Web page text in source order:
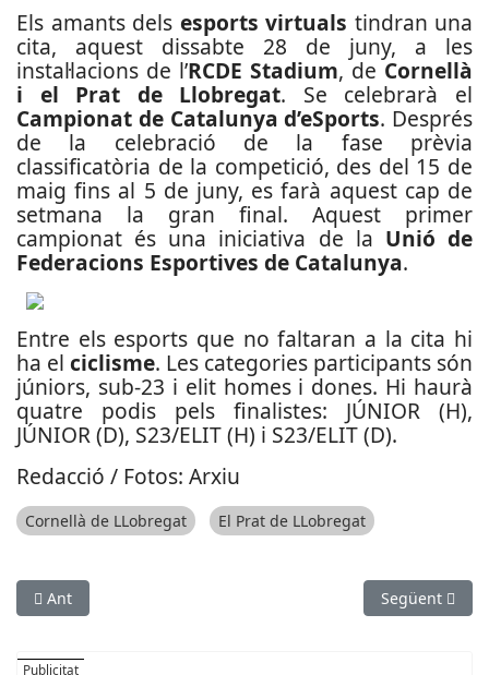
Els amants dels esports virtuals tindran una
cita, aquest dissabte 28 de juny, a les
instal·lacions de l’RCDE Stadium, de Cornellà
i el Prat de Llobregat. Se celebrarà el
Campionat de Catalunya d’eSports. Després
de la celebració de la fase prèvia
classificatòria de la competició, des del 15 de
maig fins al 5 de juny, es farà aquest cap de
setmana la gran final. Aquest primer
campionat és una iniciativa de la Unió de
Federacions Esportives de Catalunya.
Entre els esports que no faltaran a la cita hi
ha el ciclisme. Les categories participants són
júniors, sub-23 i elit homes i dones. Hi haurà
quatre podis pels finalistes: JÚNIOR (H),
JÚNIOR (D), S23/ELIT (H) i S23/ELIT (D).
Redacció / Fotos: Arxiu
Cornellà de LLobregat El Prat de LLobregat
Article anterior: Olesa de Montserrat, escenari de les Nits
Ant Article
Següent